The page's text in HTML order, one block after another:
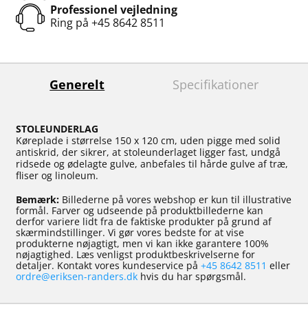
Professionel vejledning
Ring på +45 8642 8511
Generelt Specifikationer
STOLEUNDERLAG
Køreplade i størrelse 150 x 120 cm, uden pigge med solid
antiskrid, der sikrer, at stoleunderlaget ligger fast, undgå
ridsede og ødelagte gulve, anbefales til hårde gulve af træ,
fliser og linoleum.
Bemærk: Billederne på vores webshop er kun til illustrative
formål. Farver og udseende på produktbillederne kan
derfor variere lidt fra de faktiske produkter på grund af
skærmindstillinger. Vi gør vores bedste for at vise
produkterne nøjagtigt, men vi kan ikke garantere 100%
nøjagtighed. Læs venligst produktbeskrivelserne for
detaljer. Kontakt vores kundeservice på +45 8642 8511 eller
ordre@eriksen-randers.dk hvis du har spørgsmål.